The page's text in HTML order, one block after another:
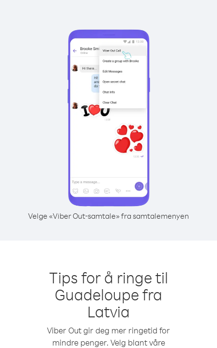
Velge «Viber Out-samtale» fra samtalemenyen
Tips for å ringe til
Guadeloupe fra
Latvia
Viber Out gir deg mer ringetid for
mindre penger. Velg blant våre